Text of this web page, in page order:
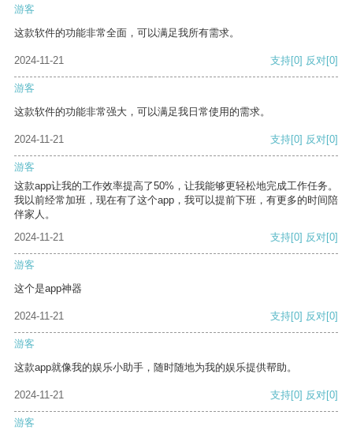
游客
这款软件的功能非常全面，可以满足我所有需求。
2024-11-21 支持[0] 反对[0]
游客
这款软件的功能非常强大，可以满足我日常使用的需求。
2024-11-21 支持[0] 反对[0]
游客
这款app让我的工作效率提高了50%，让我能够更轻松地完成工作任务。
我以前经常加班，现在有了这个app，我可以提前下班，有更多的时间陪
伴家人。
2024-11-21
支持[0] 反对[0]
游客
这个是app神器
2024-11-21 支持[0] 反对[0]
游客
这款app就像我的娱乐小助手，随时随地为我的娱乐提供帮助。
2024-11-21 支持[0] 反对[0]
游客